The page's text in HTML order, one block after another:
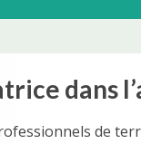
dans
de